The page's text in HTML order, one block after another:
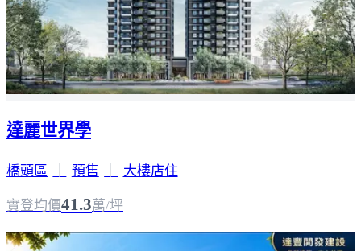
達麗世界學
橋頭區 預售 大樓店住
實登均價41.3萬/坪